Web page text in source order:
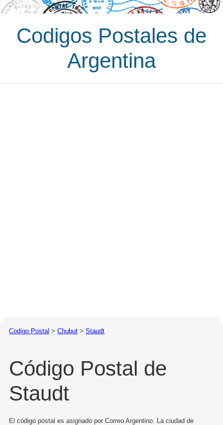
Codigos Postales de
Argentina
Codigo Postal > Chubut > Staudt
Código Postal de
Staudt
El código postal es asignado por Correo Argentino. La ciudad de